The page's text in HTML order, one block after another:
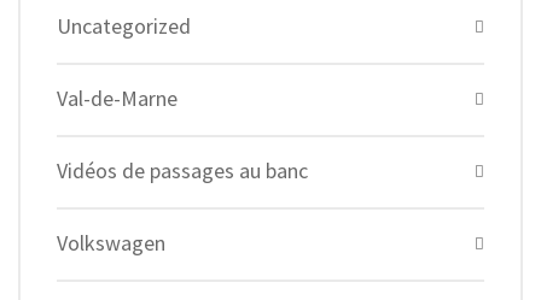
Uncategorized
Val-de-Marne
Vidéos de passages au banc
Volkswagen